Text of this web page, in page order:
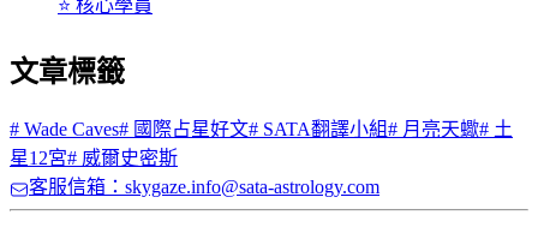
⭐ 核心學員
文章標籤
# Wade Caves# 國際占星好文# SATA翻譯小組# 月亮天蠍# 土
星12宮# 威爾史密斯
客服信箱：skygaze.info@sata-astrology.com